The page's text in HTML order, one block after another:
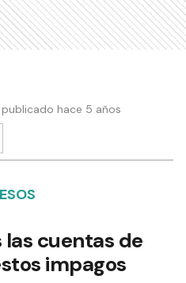
hace 5 años
cuentas de
impagos